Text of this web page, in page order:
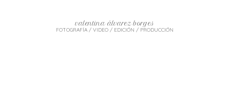
valentina álvarez borges
FOTOGRAFÍA / VIDEO / EDICIÓN / PRODUCCIÓN